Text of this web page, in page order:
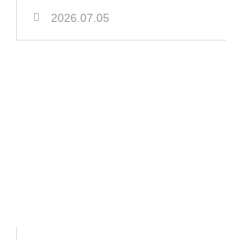
2026.07.05